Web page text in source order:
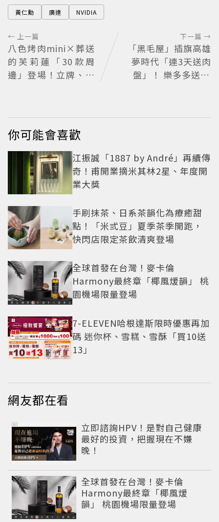
黃仁勳 廣達 NVIDIA
← 上一篇
八色烤肉mini×葬送
的芙莉蓮「30款周
邊」登場！立牌、鑰
下一篇 →
「黑毛屋」插旗高雄
夢時代「連3天送肉
盤」！ 樂多多送40
你可能會喜歡
江振誠「1887 by André」再續傳
奇！甫開業摘米其林2星、年度開
業大獎
手刷抹茶、日系茶韻化為療癒甜
點！「米弎豆」夏季茶季開跑，
快閃店限定茶飲清爽登場
全球首發在台灣！麥卡倫
Harmony最終章「椰風煖韻」 桃
園機場限量登場
7-ELEVEN哈根達斯限時優惠再加
碼 迷你杯、雪糕、雪酥「買10送
13」
網友都在看
立即諮詢HPV！是對自己健康
最好的投資，把握現在不嫌
晚！
PR
全球首發在台灣！麥卡倫
Harmony最終章「椰風煖
韻」 桃園機場限量登場